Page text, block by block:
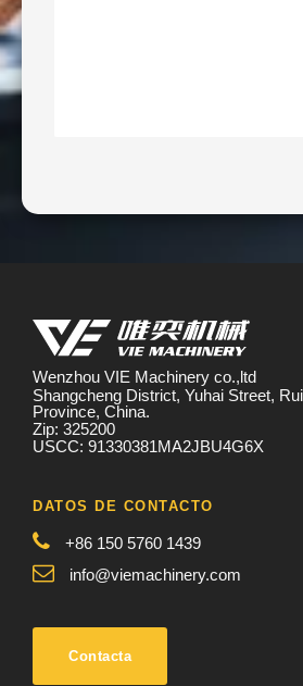
Wenzhou VIE Machinery co.,ltd
Shangcheng District, Yuhai Street,
Province, China.
Zip: 325200
USCC: 91330381MA2JBU4G6X
DATOS DE CONTACTO
+86 150 5760 1439
info@viemachinery.com
Contacta